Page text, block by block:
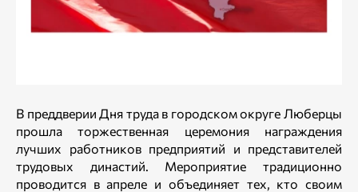
В преддверии Дня труда в городском округе Люберцы
прошла торжественная церемония награждения
лучших работников предприятий и представителей
трудовых династий. Мероприятие традиционно
проводится в апреле и объединяет тех, кто своим